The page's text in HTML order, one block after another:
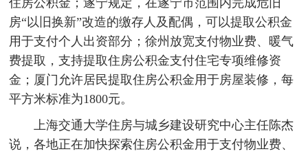
房“以旧换新”改造的缴存人及配偶，可以提取公积金
用于支付个人出资部分；徐州放宽支付物业费、暖气
费提取，支持提取住房公积金支付住宅专项维修资
金；厦门允许居民提取住房公积金用于房屋装修，每
平方米标准为1800元。
上海交通大学住房与城乡建设研究中心主任陈杰
说，各地正在加快探索住房公积金用于支付物业费、